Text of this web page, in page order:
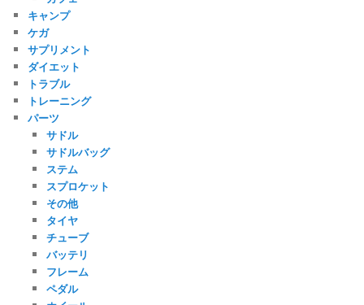
キャンプ
ケガ
サプリメント
ダイエット
トラブル
トレーニング
パーツ
サドル
サドルバッグ
ステム
スプロケット
その他
タイヤ
チューブ
バッテリ
フレーム
ペダル